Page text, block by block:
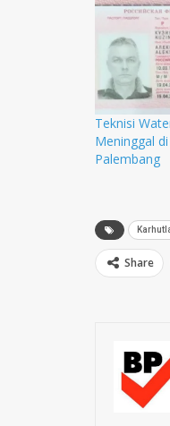
Teknisi
Meninggal
Palembang
Share